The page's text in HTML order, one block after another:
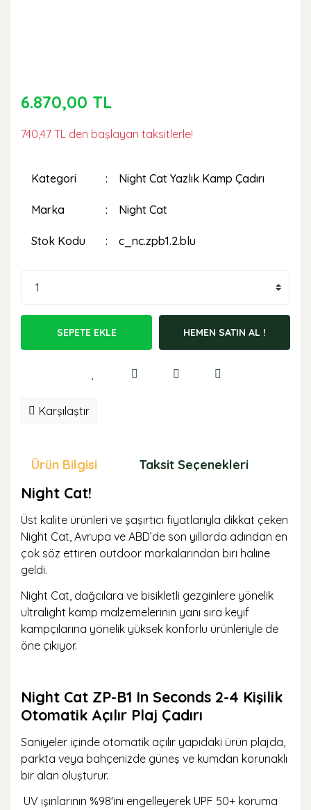
6.870,00 TL
740,47 TL den başlayan taksitlerle!
Kategori Night Cat Yazlık Kamp Çadırı
Marka Night Cat
Stok Kodu c_nc.zpb1.2.blu
SEPETE EKLE HEMEN SATIN AL !
Karşılaştır
Ürün Bilgisi Taksit Seçenekleri
Night Cat!
Üst kalite ürünleri ve şaşırtıcı fiyatlarıyla dikkat çeken
Night Cat, Avrupa ve ABD’de son yıllarda adından en
çok söz ettiren outdoor markalarından biri haline
geldi.
Night Cat, dağcılara ve bisikletli gezginlere yönelik
ultralight kamp malzemelerinin yanı sıra keyif
kampçılarına yönelik yüksek konforlu ürünleriyle de
öne çıkıyor.
Night Cat ZP-B1 In Seconds 2-4 Kişilik
Otomatik Açılır Plaj Çadırı
Saniyeler içinde otomatik açılır yapıdaki ürün plajda,
parkta veya bahçenizde güneş ve kumdan korunaklı
bir alan oluşturur.
UV ışınlarının %98'ini engelleyerek UPF 50+ koruma